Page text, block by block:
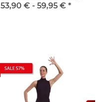
53,90 € - 59,95 € *
SALE 57%